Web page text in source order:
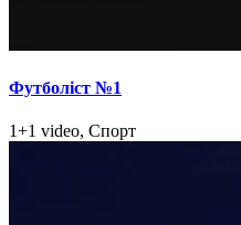
Футболіст №1
1+1 video, Спорт